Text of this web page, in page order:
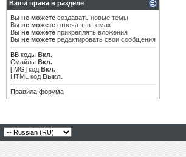
Ваши права в разделе
Вы не можете создавать новые темы
Вы не можете отвечать в темах
Вы не можете прикреплять вложения
Вы не можете редактировать свои сообщения
BB коды Вкл.
Смайлы Вкл.
[IMG] код Вкл.
HTML код Выкл.
Правила форума